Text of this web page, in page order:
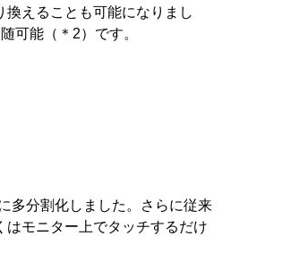
えることも可能になりまし
可能（＊2）です。
多分割化しました。さらに従来
モニター上でタッチするだけ